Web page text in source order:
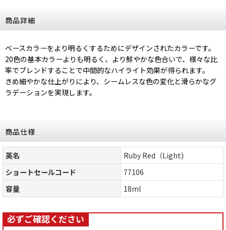
商品詳細
ベースカラーをより明るくするためにデザインされたカラーです。
20色の基本カラーよりも明るく、より鮮やかな色合いで、様々な比
率でブレンドすることで中間的なハイライト効果が得られます。
きめ細やかな仕上がりにより、シームレスな色の変化と滑らかなグ
ラデーションを実現します。
商品仕様
英名
Ruby Red（Light)
ショートセールコード
77106
容量
18ml